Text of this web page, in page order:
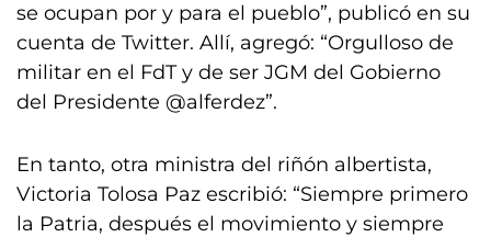
se ocupan por y para el pueblo”, publicó en su
cuenta de Twitter. Allí, agregó: “Orgulloso de
militar en el FdT y de ser JGM del Gobierno
del Presidente @alferdez”.
En tanto, otra ministra del riñón albertista,
Victoria Tolosa Paz escribió: “Siempre primero
la Patria, después el movimiento y siempre